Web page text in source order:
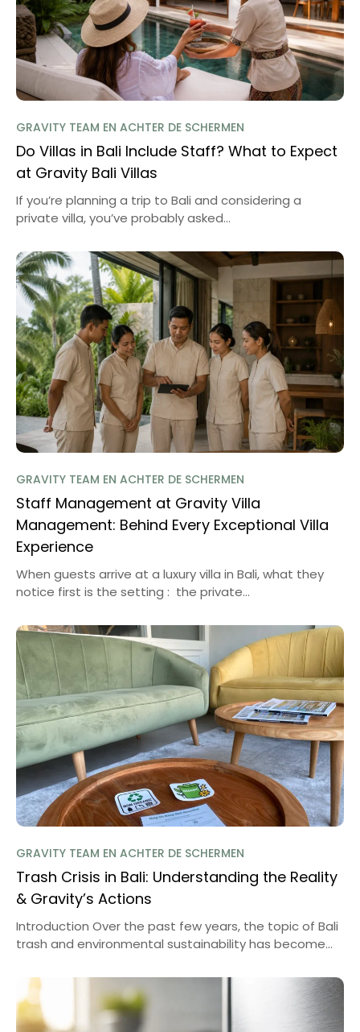
GRAVITY TEAM EN ACHTER DE SCHERMEN
Do Villas in Bali Include Staff? What to Expect
at Gravity Bali Villas
If you’re planning a trip to Bali and considering a
private villa, you’ve probably asked...
GRAVITY TEAM EN ACHTER DE SCHERMEN
Staff Management at Gravity Villa
Management: Behind Every Exceptional Villa
Experience
When guests arrive at a luxury villa in Bali, what they
notice first is the setting : the private...
GRAVITY TEAM EN ACHTER DE SCHERMEN
Trash Crisis in Bali: Understanding the Reality
& Gravity’s Actions
Introduction Over the past few years, the topic of Bali
trash and environmental sustainability has become...